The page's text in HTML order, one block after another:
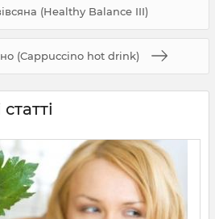
(Healthy Balance III)
(Cappuccino hot drink)